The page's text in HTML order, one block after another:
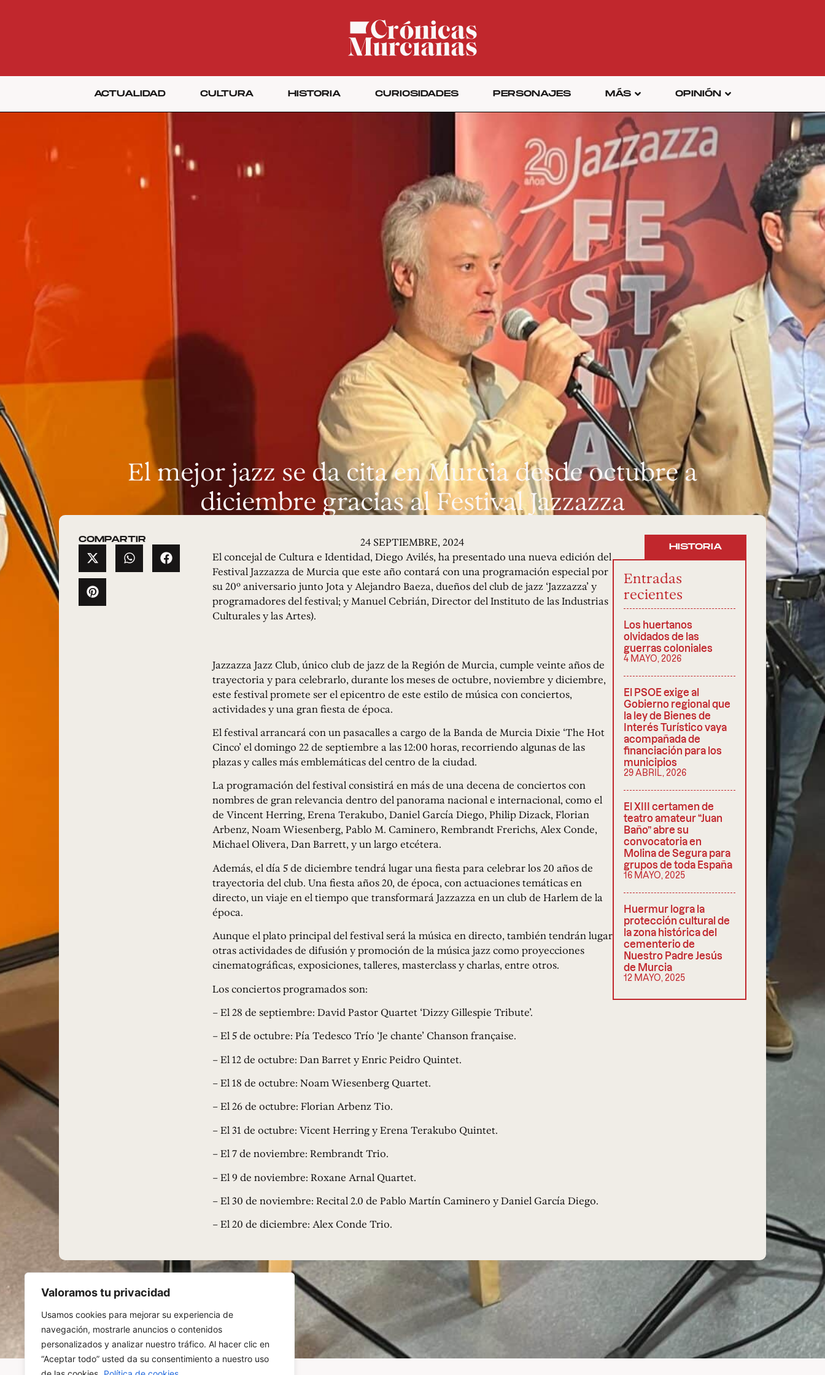
Valoramos tu privacidad
Usamos cookies para mejorar su experiencia de
navegación, mostrarle anuncios o contenidos
personalizados y analizar nuestro tráfico. Al hacer clic en
“Aceptar todo” usted da su consentimiento a nuestro uso
ACTUALIDAD CULTURA HISTORIA CURIOSIDADES PERSONAJES MÁS OPINIÓN
El mejor jazz se da cita en Murcia desde octubre a
diciembre gracias al Festival Jazzazza
COMPARTIR
24 SEPTIEMBRE, 2024
El concejal de Cultura e Identidad, Diego Avilés, ha presentado una nueva edición del
Festival Jazzazza de Murcia que este año contará con una programación especial por
su 20º aniversario junto Jota y Alejandro Baeza, dueños del club de jazz ‘Jazzazza’ y
programadores del festival; y Manuel Cebrián, Director del Instituto de las Industrias
Culturales y las Artes).
Jazzazza Jazz Club, único club de jazz de la Región de Murcia, cumple veinte años de
trayectoria y para celebrarlo, durante los meses de octubre, noviembre y diciembre,
este festival promete ser el epicentro de este estilo de música con conciertos,
actividades y una gran fiesta de época.
El festival arrancará con un pasacalles a cargo de la Banda de Murcia Dixie ‘The Hot
Cinco’ el domingo 22 de septiembre a las 12:00 horas, recorriendo algunas de las
plazas y calles más emblemáticas del centro de la ciudad.
La programación del festival consistirá en más de una decena de conciertos con
nombres de gran relevancia dentro del panorama nacional e internacional, como el
de Vincent Herring, Erena Terakubo, Daniel García Diego, Philip Dizack, Florian
Arbenz, Noam Wiesenberg, Pablo M. Caminero, Rembrandt Frerichs, Alex Conde,
Michael Olivera, Dan Barrett, y un largo etcétera.
Además, el día 5 de diciembre tendrá lugar una fiesta para celebrar los 20 años de
trayectoria del club. Una fiesta años 20, de época, con actuaciones temáticas en
directo, un viaje en el tiempo que transformará Jazzazza en un club de Harlem de la
época.
Aunque el plato principal del festival será la música en directo, también tendrán lugar
otras actividades de difusión y promoción de la música jazz como proyecciones
cinematográficas, exposiciones, talleres, masterclass y charlas, entre otros.
Los conciertos programados son:
– El 28 de septiembre: David Pastor Quartet ‘Dizzy Gillespie Tribute’.
– El 5 de octubre: Pía Tedesco Trío ‘Je chante’ Chanson française.
– El 12 de octubre: Dan Barret y Enric Peidro Quintet.
– El 18 de octubre: Noam Wiesenberg Quartet.
– El 26 de octubre: Florian Arbenz Tio.
– El 31 de octubre: Vicent Herring y Erena Terakubo Quintet.
– El 7 de noviembre: Rembrandt Trio.
– El 9 de noviembre: Roxane Arnal Quartet.
– El 30 de noviembre: Recital 2.0 de Pablo Martín Caminero y Daniel García Diego.
– El 20 de diciembre: Alex Conde Trio.
HISTORIA
Entradas
recientes
Los huertanos
olvidados de las
guerras coloniales
4 MAYO, 2026
El PSOE exige al
Gobierno regional que
la ley de Bienes de
Interés Turístico vaya
acompañada de
financiación para los
municipios
29 ABRIL, 2026
El XIII certamen de
teatro amateur “Juan
Baño” abre su
convocatoria en
Molina de Segura para
grupos de toda España
16 MAYO, 2025
Huermur logra la
protección cultural de
la zona histórica del
cementerio de
Nuestro Padre Jesús
de Murcia
12 MAYO, 2025